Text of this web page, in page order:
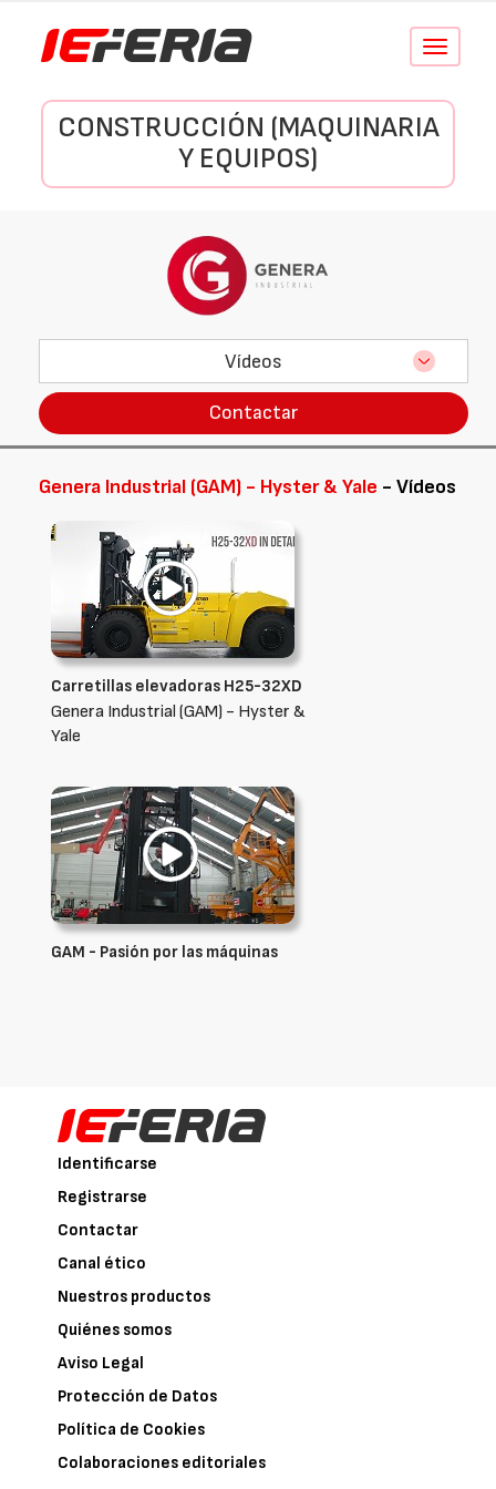
Conmutar
CONSTRUCCIÓN (MAQUINARIA
Y EQUIPOS)
Vídeos
Contactar
Genera Industrial (GAM) - Hyster & Yale - Vídeos
Carretillas elevadoras H25-32XD
Genera Industrial (GAM) - Hyster &
Yale
GAM - Pasión por las máquinas
Identificarse
Registrarse
Contactar
Canal ético
Nuestros productos
Quiénes somos
Aviso Legal
Protección de Datos
Política de Cookies
Colaboraciones editoriales